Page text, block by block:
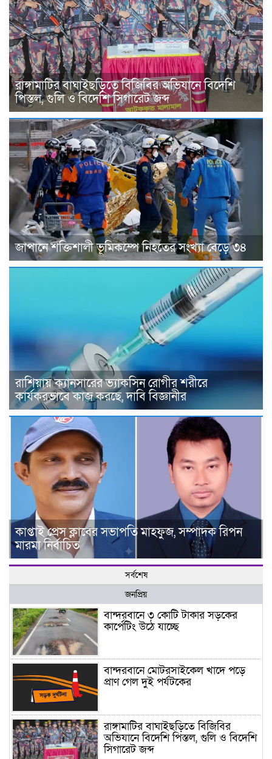
রাঙ্গামাটির বাঘাইছড়িতে বিজিবির অভিযানে বিদেশি
পিস্তল, গুলি ও বিদেশি সিগারেট জব্দ
জাপানে শক্তিশালী ভূমিকম্পে নিহতের সংখ্যা বেড়ে ৩৪
রাশিয়ায় ক্যানসারের ভ্যাকসিন রোগীর শরীরে
কার্যকরভাবে কাজ করছে, দাবি বিজ্ঞানীর
কাপ্তাই প্রেস ক্লাবের সভাপতি মাহফুজ, সম্পাদক রিপন
মারমা নির্বাচিত
সর্বশেষ
জনপ্রিয়
বান্দরবানে ৩ কোটি টাকার সড়কের
কার্পেটিং উঠে যাচ্ছে
বান্দরবানে মোটরসাইকেল খাদে পড়ে
প্রাণ গেল দুই পর্যটকের
রাঙ্গামাটির বাঘাইছড়িতে বিজিবির
অভিযানে বিদেশি পিস্তল, গুলি ও বিদেশি
সিগারেট জব্দ